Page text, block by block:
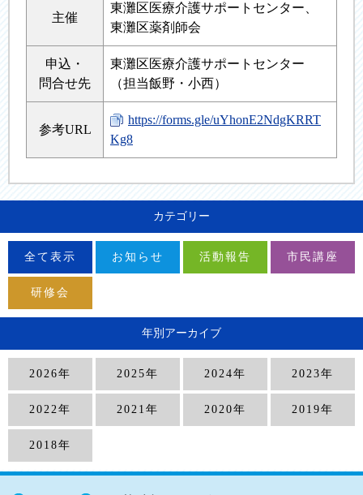
主催
東灘区医療介護サポートセンター、
東灘区薬剤師会
申込・
問合せ先
東灘区医療介護サポートセンター
（担当飯野・小西）
参考URL
https://forms.gle/uYhonE2NdgKRRT
Kg8
カテゴリー
全て表示 お知らせ 活動報告 市民講座
研修会
年別アーカイブ
2026年 2025年 2024年 2023年
2022年 2021年 2020年 2019年
2018年